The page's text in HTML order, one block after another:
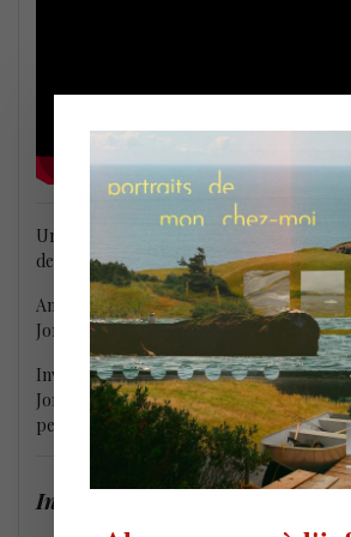
Un beau cadeau à proposer et pas
de la note bleue.
Annam Nguyen : guitare / Thiago Ferté :
Jonathan Boudreau : contrebasse /
Invités spéciaux : Jacques Kuba Séguin :
Jonathan Turgeon : piano, claviers / Elli
percussions / Frédérique Giguère : voix
Incantations